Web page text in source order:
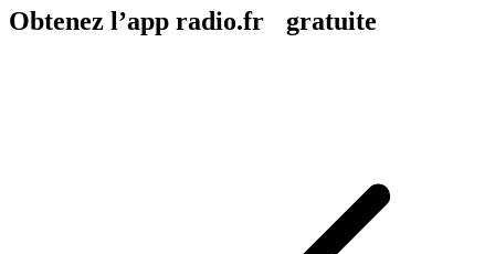
Obtenez l’app radio.fr gratuite